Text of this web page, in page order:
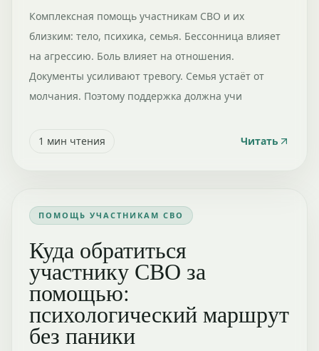
Комплексная помощь участникам СВО и их
близким: тело, психика, семья. Бессонница влияет
на агрессию. Боль влияет на отношения.
Документы усиливают тревогу. Семья устаёт от
молчания. Поэтому поддержка должна учи
1 мин чтения Читать
ПОМОЩЬ УЧАСТНИКАМ СВО
Куда обратиться
участнику СВО за
помощью:
психологический маршрут
без паники